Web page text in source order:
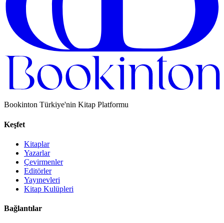
Bookinton Türkiye'nin Kitap Platformu
Keşfet
Kitaplar
Yazarlar
Çevirmenler
Editörler
Yayınevleri
Kitap Kulüpleri
Bağlantılar